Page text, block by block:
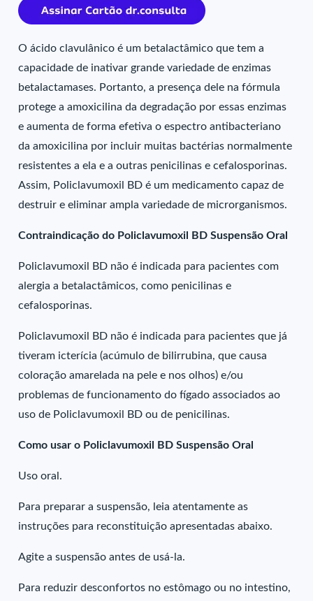
O ácido clavulânico é um betalactâmico que tem a
capacidade de inativar grande variedade de enzimas
betalactamases. Portanto, a presença dele na fórmula
protege a amoxicilina da degradação por essas enzimas
e aumenta de forma efetiva o espectro antibacteriano
da amoxicilina por incluir muitas bactérias normalmente
resistentes a ela e a outras penicilinas e cefalosporinas.
Assim, Policlavumoxil BD é um medicamento capaz de
destruir e eliminar ampla variedade de microrganismos.
Contraindicação do Policlavumoxil BD Suspensão Oral
Policlavumoxil BD não é indicada para pacientes com
alergia a betalactâmicos, como penicilinas e
cefalosporinas.
Policlavumoxil BD não é indicada para pacientes que já
tiveram icterícia (acúmulo de bilirrubina, que causa
coloração amarelada na pele e nos olhos) e/ou
problemas de funcionamento do fígado associados ao
uso de Policlavumoxil BD ou de penicilinas.
Como usar o Policlavumoxil BD Suspensão Oral
Uso oral.
Para preparar a suspensão, leia atentamente as
instruções para reconstituição apresentadas abaixo.
Agite a suspensão antes de usá-la.
Para reduzir desconfortos no estômago ou no intestino,